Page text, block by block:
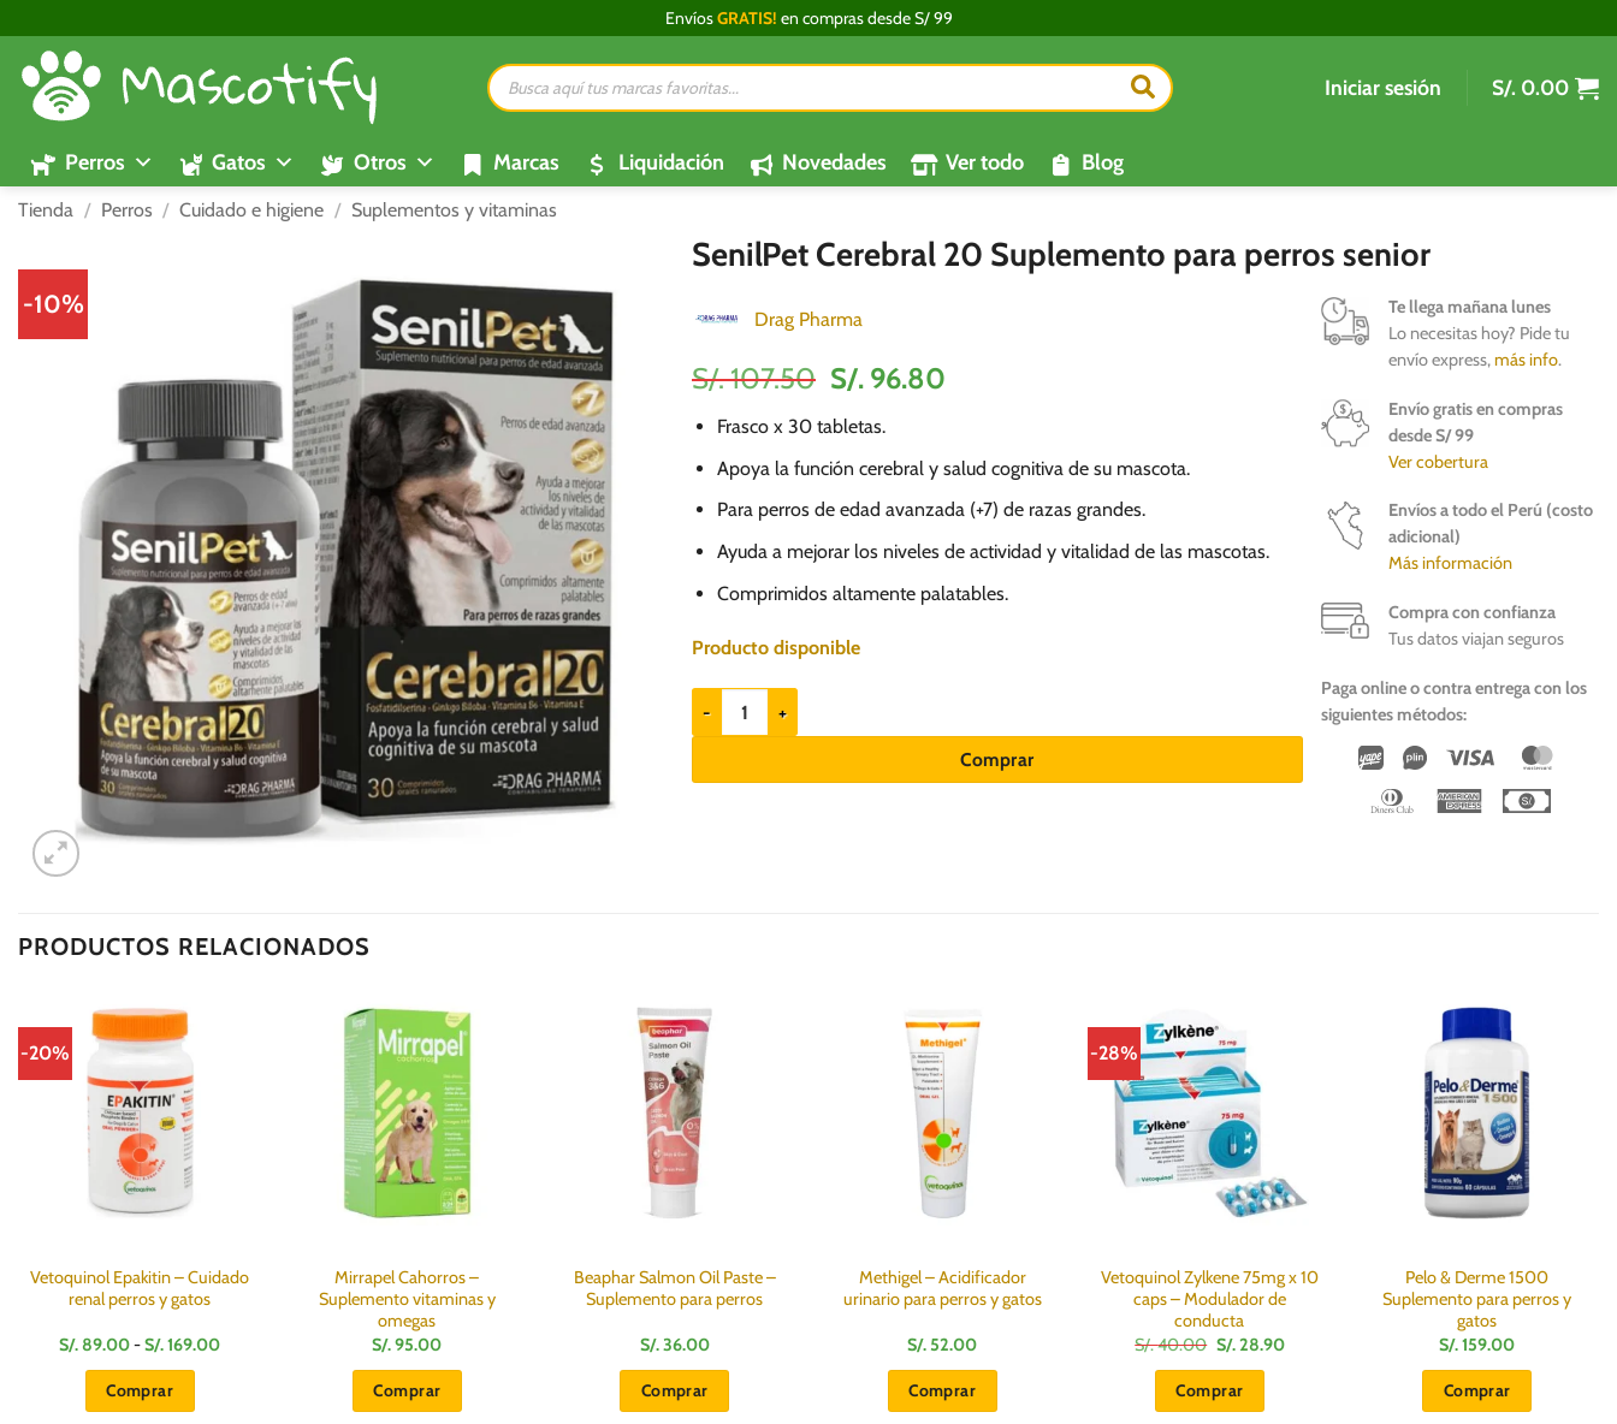
al
contenido
EnvíosGRATIS! en compras desde S/ 99
Búsqueda
de
productos
Iniciar sesión S/. 0.00
Perros Gatos Otros Marcas Liquidación Novedades Ver todo Blog
Tienda / Perros / Cuidado e higiene / Suplementos y vitaminas
-10%
SenilPet Cerebral 20 Suplemento para perros senior
Drag Pharma
S/.107.50 El
original
era:
S/.
107.50.
S/. 96.80
es:
S/.
96.80.
Frasco x 30 tabletas.
Apoya la función cerebral y salud cognitiva de su mascota.
Para perros de edad avanzada (+7) de razas grandes.
Ayuda a mejorar los niveles de actividad y vitalidad de las mascotas.
Comprimidos altamente palatables.
Producto disponible
SenilPet Cerebral 20 Suplemento para perros senior cantidad
Comprar
Te llega mañana lunes
Lo necesitas hoy? Pide tu
envío express,más info.
Envío gratis en compras
desde S/ 99
Ver cobertura
Envíos a todo el Perú (costo
adicional)
Más información
Compra con confianza
Tus datos viajan seguros
Paga online o contra entrega con los
siguientes métodos:
Wirecard
Vipps Visa
Dinners
American
PRODUCTOS RELACIONADOS
-20%
Vetoquinol Epakitin – Cuidado
renal perros y gatos
S/.89.00-S/.169.00Rango
Comprar
Mirrapel Cahorros –
Suplemento vitaminas y
omegas
S/.95.00
Comprar
Beaphar Salmon Oil Paste –
Suplemento para perros
S/.36.00
Comprar
Methigel – Acidificador
urinario para perros y gatos
S/. 52.00
Comprar
-28%
Vetoquinol Zylkene 75mg x 10
caps – Modulador de
conducta
S/.40.00 El
precio
original
era:
S/.
S/.28.90El
Comprar
Pelo & Derme 1500
Suplemento para perros y
gatos
S/.159.00
Comprar